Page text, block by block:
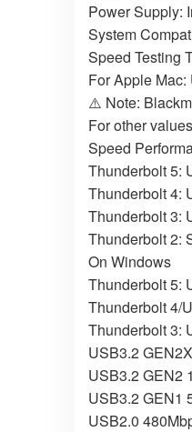
Power Supply:
System
Speed Testing
For Apple
⚠️ Note:
For other
Speed
Thunderbolt 5:
Thunderbolt 4:
Thunderbolt 3:
Thunderbolt 2:
On Windows
Thunderbolt 5:
Thunderbolt 4/
Thunderbolt 3:
USB3.2
USB3.2 GEN2
USB3.2 GEN1
USB2.0